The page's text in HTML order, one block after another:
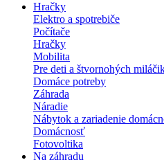
Hračky
Elektro a spotrebiče
Počítače
Hračky
Mobilita
Pre deti a štvornohých
Domáce potreby
Záhrada
Náradie
Nábytok a zariadenie
Domácnosť
Fotovoltika
Na záhradu